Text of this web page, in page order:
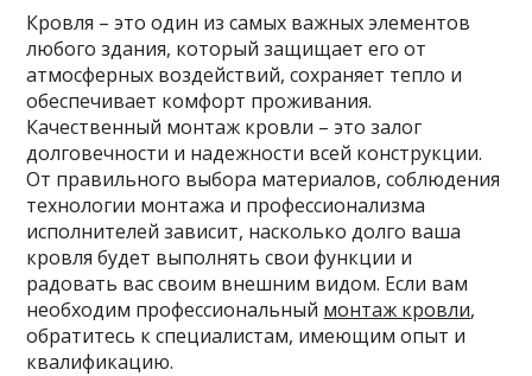
Кровля – это один из самых важных элементов
любого здания, который защищает его от
атмосферных воздействий, сохраняет тепло и
обеспечивает комфорт проживания.
Качественный монтаж кровли – это залог
долговечности и надежности всей конструкции.
От правильного выбора материалов, соблюдения
технологии монтажа и профессионализма
исполнителей зависит, насколько долго ваша
кровля будет выполнять свои функции и
радовать вас своим внешним видом. Если вам
необходим профессиональный монтаж кровли,
обратитесь к специалистам, имеющим опыт и
квалификацию.